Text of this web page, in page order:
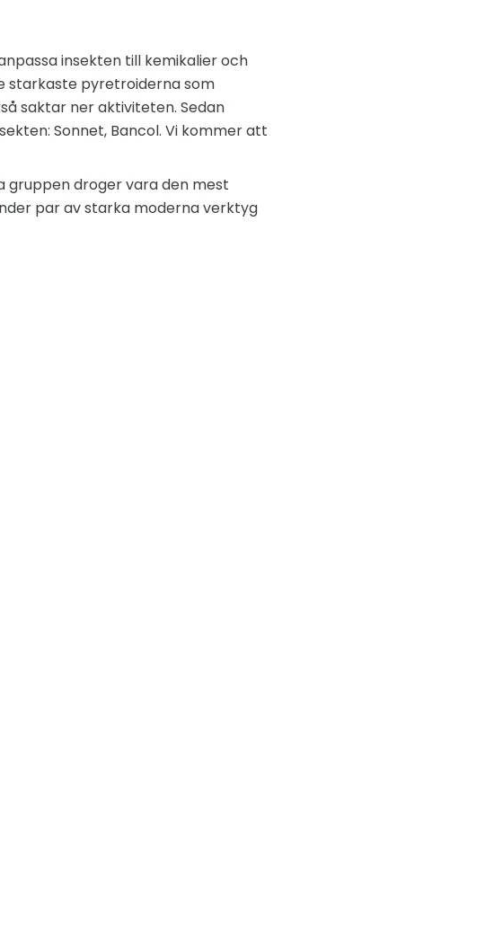
insekten till kemikalier och
starkaste pyretroiderna som
saktar ner aktiviteten. Sedan
Sonnet, Bancol. Vi kommer att
droger vara den mest
par av starka moderna verktyg